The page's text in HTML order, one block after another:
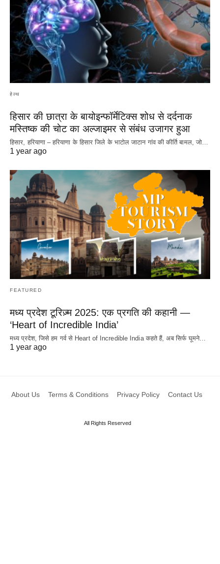
हेल्थ
हिसार की छात्रा के बायोइन्फॉर्मेटिक्स शोध से दर्दनाक
मस्तिष्क की चोट का अल्जाइमर से संबंध उजागर हुआ
हिसार, हरियाणा – हरियाणा के हिसार जिले के भाटोल जाटान गांव की कीर्ति बामल, जो…
1 year ago
FEATURED
मध्य प्रदेश टूरिज़्म 2025: एक प्रगति की कहानी —
‘Heart of Incredible India’
मध्य प्रदेश, जिसे हम गर्व से Heart of Incredible India कहते हैं, अब सिर्फ घूमने…
1 year ago
About Us Terms & Conditions Privacy Policy Contact Us
All Rights Reserved